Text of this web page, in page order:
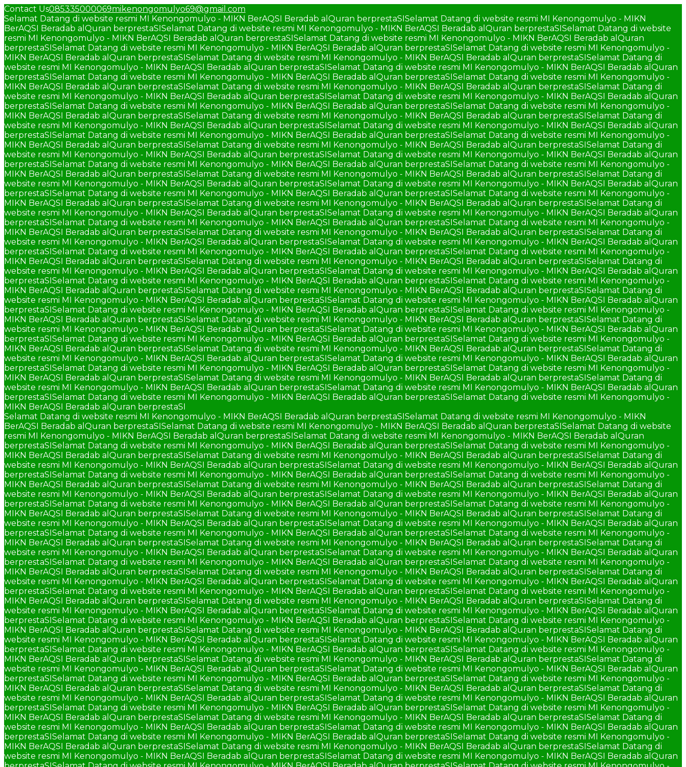
Contact Us085335000069mikenongomulyo69@gmail.com
Selamat Datang di website resmi MI Kenongomulyo - MIKN BerAQSI Beradab alQuran berprestaSISelamat Datang di website resmi MI Kenongomulyo - MIKN
BerAQSI Beradab alQuran berprestaSISelamat Datang di website resmi MI Kenongomulyo - MIKN BerAQSI Beradab alQuran berprestaSISelamat Datang di website
resmi MI Kenongomulyo - MIKN BerAQSI Beradab alQuran berprestaSISelamat Datang di website resmi MI Kenongomulyo - MIKN BerAQSI Beradab alQuran
berprestaSISelamat Datang di website resmi MI Kenongomulyo - MIKN BerAQSI Beradab alQuran berprestaSISelamat Datang di website resmi MI Kenongomulyo -
MIKN BerAQSI Beradab alQuran berprestaSISelamat Datang di website resmi MI Kenongomulyo - MIKN BerAQSI Beradab alQuran berprestaSISelamat Datang di
website resmi MI Kenongomulyo - MIKN BerAQSI Beradab alQuran berprestaSISelamat Datang di website resmi MI Kenongomulyo - MIKN BerAQSI Beradab alQuran
berprestaSISelamat Datang di website resmi MI Kenongomulyo - MIKN BerAQSI Beradab alQuran berprestaSISelamat Datang di website resmi MI Kenongomulyo -
MIKN BerAQSI Beradab alQuran berprestaSISelamat Datang di website resmi MI Kenongomulyo - MIKN BerAQSI Beradab alQuran berprestaSISelamat Datang di
website resmi MI Kenongomulyo - MIKN BerAQSI Beradab alQuran berprestaSISelamat Datang di website resmi MI Kenongomulyo - MIKN BerAQSI Beradab alQuran
berprestaSISelamat Datang di website resmi MI Kenongomulyo - MIKN BerAQSI Beradab alQuran berprestaSISelamat Datang di website resmi MI Kenongomulyo -
MIKN BerAQSI Beradab alQuran berprestaSISelamat Datang di website resmi MI Kenongomulyo - MIKN BerAQSI Beradab alQuran berprestaSISelamat Datang di
website resmi MI Kenongomulyo - MIKN BerAQSI Beradab alQuran berprestaSISelamat Datang di website resmi MI Kenongomulyo - MIKN BerAQSI Beradab alQuran
berprestaSISelamat Datang di website resmi MI Kenongomulyo - MIKN BerAQSI Beradab alQuran berprestaSISelamat Datang di website resmi MI Kenongomulyo -
MIKN BerAQSI Beradab alQuran berprestaSISelamat Datang di website resmi MI Kenongomulyo - MIKN BerAQSI Beradab alQuran berprestaSISelamat Datang di
website resmi MI Kenongomulyo - MIKN BerAQSI Beradab alQuran berprestaSISelamat Datang di website resmi MI Kenongomulyo - MIKN BerAQSI Beradab alQuran
berprestaSISelamat Datang di website resmi MI Kenongomulyo - MIKN BerAQSI Beradab alQuran berprestaSISelamat Datang di website resmi MI Kenongomulyo -
MIKN BerAQSI Beradab alQuran berprestaSISelamat Datang di website resmi MI Kenongomulyo - MIKN BerAQSI Beradab alQuran berprestaSISelamat Datang di
website resmi MI Kenongomulyo - MIKN BerAQSI Beradab alQuran berprestaSISelamat Datang di website resmi MI Kenongomulyo - MIKN BerAQSI Beradab alQuran
berprestaSISelamat Datang di website resmi MI Kenongomulyo - MIKN BerAQSI Beradab alQuran berprestaSISelamat Datang di website resmi MI Kenongomulyo -
MIKN BerAQSI Beradab alQuran berprestaSISelamat Datang di website resmi MI Kenongomulyo - MIKN BerAQSI Beradab alQuran berprestaSISelamat Datang di
website resmi MI Kenongomulyo - MIKN BerAQSI Beradab alQuran berprestaSISelamat Datang di website resmi MI Kenongomulyo - MIKN BerAQSI Beradab alQuran
berprestaSISelamat Datang di website resmi MI Kenongomulyo - MIKN BerAQSI Beradab alQuran berprestaSISelamat Datang di website resmi MI Kenongomulyo -
MIKN BerAQSI Beradab alQuran berprestaSISelamat Datang di website resmi MI Kenongomulyo - MIKN BerAQSI Beradab alQuran berprestaSISelamat Datang di
website resmi MI Kenongomulyo - MIKN BerAQSI Beradab alQuran berprestaSISelamat Datang di website resmi MI Kenongomulyo - MIKN BerAQSI Beradab alQuran
berprestaSISelamat Datang di website resmi MI Kenongomulyo - MIKN BerAQSI Beradab alQuran berprestaSISelamat Datang di website resmi MI Kenongomulyo -
MIKN BerAQSI Beradab alQuran berprestaSISelamat Datang di website resmi MI Kenongomulyo - MIKN BerAQSI Beradab alQuran berprestaSISelamat Datang di
website resmi MI Kenongomulyo - MIKN BerAQSI Beradab alQuran berprestaSISelamat Datang di website resmi MI Kenongomulyo - MIKN BerAQSI Beradab alQuran
berprestaSISelamat Datang di website resmi MI Kenongomulyo - MIKN BerAQSI Beradab alQuran berprestaSISelamat Datang di website resmi MI Kenongomulyo -
MIKN BerAQSI Beradab alQuran berprestaSISelamat Datang di website resmi MI Kenongomulyo - MIKN BerAQSI Beradab alQuran berprestaSISelamat Datang di
website resmi MI Kenongomulyo - MIKN BerAQSI Beradab alQuran berprestaSISelamat Datang di website resmi MI Kenongomulyo - MIKN BerAQSI Beradab alQuran
berprestaSISelamat Datang di website resmi MI Kenongomulyo - MIKN BerAQSI Beradab alQuran berprestaSISelamat Datang di website resmi MI Kenongomulyo -
MIKN BerAQSI Beradab alQuran berprestaSISelamat Datang di website resmi MI Kenongomulyo - MIKN BerAQSI Beradab alQuran berprestaSISelamat Datang di
website resmi MI Kenongomulyo - MIKN BerAQSI Beradab alQuran berprestaSISelamat Datang di website resmi MI Kenongomulyo - MIKN BerAQSI Beradab alQuran
berprestaSISelamat Datang di website resmi MI Kenongomulyo - MIKN BerAQSI Beradab alQuran berprestaSISelamat Datang di website resmi MI Kenongomulyo -
MIKN BerAQSI Beradab alQuran berprestaSISelamat Datang di website resmi MI Kenongomulyo - MIKN BerAQSI Beradab alQuran berprestaSISelamat Datang di
website resmi MI Kenongomulyo - MIKN BerAQSI Beradab alQuran berprestaSISelamat Datang di website resmi MI Kenongomulyo - MIKN BerAQSI Beradab alQuran
berprestaSISelamat Datang di website resmi MI Kenongomulyo - MIKN BerAQSI Beradab alQuran berprestaSISelamat Datang di website resmi MI Kenongomulyo -
MIKN BerAQSI Beradab alQuran berprestaSISelamat Datang di website resmi MI Kenongomulyo - MIKN BerAQSI Beradab alQuran berprestaSISelamat Datang di
website resmi MI Kenongomulyo - MIKN BerAQSI Beradab alQuran berprestaSISelamat Datang di website resmi MI Kenongomulyo - MIKN BerAQSI Beradab alQuran
berprestaSISelamat Datang di website resmi MI Kenongomulyo - MIKN BerAQSI Beradab alQuran berprestaSISelamat Datang di website resmi MI Kenongomulyo -
MIKN BerAQSI Beradab alQuran berprestaSI
Selamat Datang di website resmi MI Kenongomulyo - MIKN BerAQSI Beradab alQuran berprestaSISelamat Datang di website resmi MI Kenongomulyo - MIKN
BerAQSI Beradab alQuran berprestaSISelamat Datang di website resmi MI Kenongomulyo - MIKN BerAQSI Beradab alQuran berprestaSISelamat Datang di website
resmi MI Kenongomulyo - MIKN BerAQSI Beradab alQuran berprestaSISelamat Datang di website resmi MI Kenongomulyo - MIKN BerAQSI Beradab alQuran
berprestaSISelamat Datang di website resmi MI Kenongomulyo - MIKN BerAQSI Beradab alQuran berprestaSISelamat Datang di website resmi MI Kenongomulyo -
MIKN BerAQSI Beradab alQuran berprestaSISelamat Datang di website resmi MI Kenongomulyo - MIKN BerAQSI Beradab alQuran berprestaSISelamat Datang di
website resmi MI Kenongomulyo - MIKN BerAQSI Beradab alQuran berprestaSISelamat Datang di website resmi MI Kenongomulyo - MIKN BerAQSI Beradab alQuran
berprestaSISelamat Datang di website resmi MI Kenongomulyo - MIKN BerAQSI Beradab alQuran berprestaSISelamat Datang di website resmi MI Kenongomulyo -
MIKN BerAQSI Beradab alQuran berprestaSISelamat Datang di website resmi MI Kenongomulyo - MIKN BerAQSI Beradab alQuran berprestaSISelamat Datang di
website resmi MI Kenongomulyo - MIKN BerAQSI Beradab alQuran berprestaSISelamat Datang di website resmi MI Kenongomulyo - MIKN BerAQSI Beradab alQuran
berprestaSISelamat Datang di website resmi MI Kenongomulyo - MIKN BerAQSI Beradab alQuran berprestaSISelamat Datang di website resmi MI Kenongomulyo -
MIKN BerAQSI Beradab alQuran berprestaSISelamat Datang di website resmi MI Kenongomulyo - MIKN BerAQSI Beradab alQuran berprestaSISelamat Datang di
website resmi MI Kenongomulyo - MIKN BerAQSI Beradab alQuran berprestaSISelamat Datang di website resmi MI Kenongomulyo - MIKN BerAQSI Beradab alQuran
berprestaSISelamat Datang di website resmi MI Kenongomulyo - MIKN BerAQSI Beradab alQuran berprestaSISelamat Datang di website resmi MI Kenongomulyo -
MIKN BerAQSI Beradab alQuran berprestaSISelamat Datang di website resmi MI Kenongomulyo - MIKN BerAQSI Beradab alQuran berprestaSISelamat Datang di
website resmi MI Kenongomulyo - MIKN BerAQSI Beradab alQuran berprestaSISelamat Datang di website resmi MI Kenongomulyo - MIKN BerAQSI Beradab alQuran
berprestaSISelamat Datang di website resmi MI Kenongomulyo - MIKN BerAQSI Beradab alQuran berprestaSISelamat Datang di website resmi MI Kenongomulyo -
MIKN BerAQSI Beradab alQuran berprestaSISelamat Datang di website resmi MI Kenongomulyo - MIKN BerAQSI Beradab alQuran berprestaSISelamat Datang di
website resmi MI Kenongomulyo - MIKN BerAQSI Beradab alQuran berprestaSISelamat Datang di website resmi MI Kenongomulyo - MIKN BerAQSI Beradab alQuran
berprestaSISelamat Datang di website resmi MI Kenongomulyo - MIKN BerAQSI Beradab alQuran berprestaSISelamat Datang di website resmi MI Kenongomulyo -
MIKN BerAQSI Beradab alQuran berprestaSISelamat Datang di website resmi MI Kenongomulyo - MIKN BerAQSI Beradab alQuran berprestaSISelamat Datang di
website resmi MI Kenongomulyo - MIKN BerAQSI Beradab alQuran berprestaSISelamat Datang di website resmi MI Kenongomulyo - MIKN BerAQSI Beradab alQuran
berprestaSISelamat Datang di website resmi MI Kenongomulyo - MIKN BerAQSI Beradab alQuran berprestaSISelamat Datang di website resmi MI Kenongomulyo -
MIKN BerAQSI Beradab alQuran berprestaSISelamat Datang di website resmi MI Kenongomulyo - MIKN BerAQSI Beradab alQuran berprestaSISelamat Datang di
website resmi MI Kenongomulyo - MIKN BerAQSI Beradab alQuran berprestaSISelamat Datang di website resmi MI Kenongomulyo - MIKN BerAQSI Beradab alQuran
berprestaSISelamat Datang di website resmi MI Kenongomulyo - MIKN BerAQSI Beradab alQuran berprestaSISelamat Datang di website resmi MI Kenongomulyo -
MIKN BerAQSI Beradab alQuran berprestaSISelamat Datang di website resmi MI Kenongomulyo - MIKN BerAQSI Beradab alQuran berprestaSISelamat Datang di
website resmi MI Kenongomulyo - MIKN BerAQSI Beradab alQuran berprestaSISelamat Datang di website resmi MI Kenongomulyo - MIKN BerAQSI Beradab alQuran
berprestaSISelamat Datang di website resmi MI Kenongomulyo - MIKN BerAQSI Beradab alQuran berprestaSISelamat Datang di website resmi MI Kenongomulyo -
MIKN BerAQSI Beradab alQuran berprestaSISelamat Datang di website resmi MI Kenongomulyo - MIKN BerAQSI Beradab alQuran berprestaSISelamat Datang di
website resmi MI Kenongomulyo - MIKN BerAQSI Beradab alQuran berprestaSISelamat Datang di website resmi MI Kenongomulyo - MIKN BerAQSI Beradab alQuran
berprestaSISelamat Datang di website resmi MI Kenongomulyo - MIKN BerAQSI Beradab alQuran berprestaSISelamat Datang di website resmi MI Kenongomulyo -
MIKN BerAQSI Beradab alQuran berprestaSISelamat Datang di website resmi MI Kenongomulyo - MIKN BerAQSI Beradab alQuran berprestaSISelamat Datang di
website resmi MI Kenongomulyo - MIKN BerAQSI Beradab alQuran berprestaSISelamat Datang di website resmi MI Kenongomulyo - MIKN BerAQSI Beradab alQuran
berprestaSISelamat Datang di website resmi MI Kenongomulyo - MIKN BerAQSI Beradab alQuran berprestaSISelamat Datang di website resmi MI Kenongomulyo -
MIKN BerAQSI Beradab alQuran berprestaSISelamat Datang di website resmi MI Kenongomulyo - MIKN BerAQSI Beradab alQuran berprestaSISelamat Datang di
website resmi MI Kenongomulyo - MIKN BerAQSI Beradab alQuran berprestaSISelamat Datang di website resmi MI Kenongomulyo - MIKN BerAQSI Beradab alQuran